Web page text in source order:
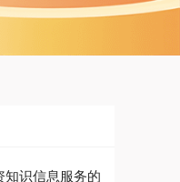
识信息服务的